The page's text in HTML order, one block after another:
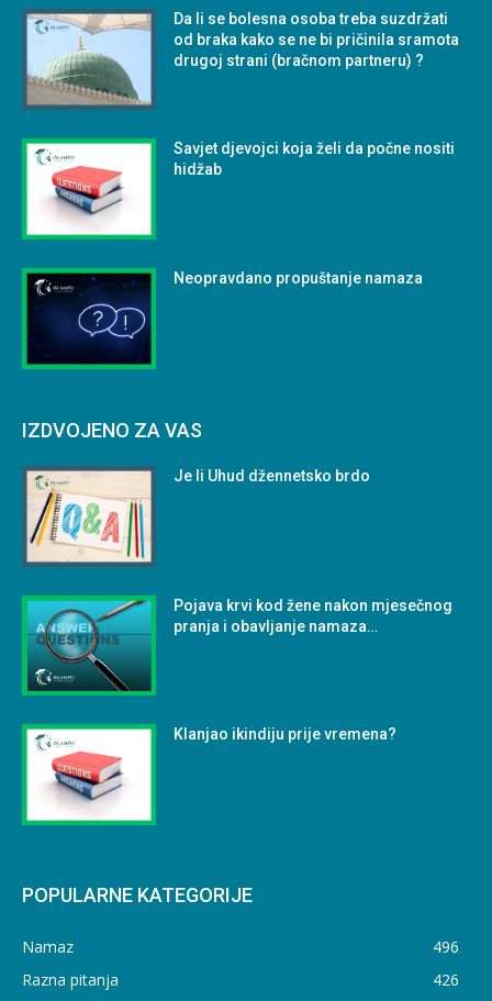
Da li se bolesna osoba treba suzdržati
od braka kako se ne bi pričinila sramota
drugoj strani (bračnom partneru) ?
Savjet djevojci koja želi da počne nositi
hidžab
Neopravdano propuštanje namaza
IZDVOJENO ZA VAS
Je li Uhud džennetsko brdo
Pojava krvi kod žene nakon mjesečnog
pranja i obavljanje namaza…
Klanjao ikindiju prije vremena?
POPULARNE KATEGORIJE
Namaz
496
Razna pitanja
426